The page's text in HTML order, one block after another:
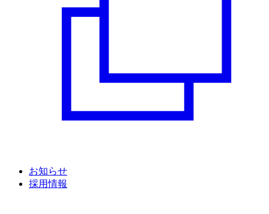
お知らせ
採用情報